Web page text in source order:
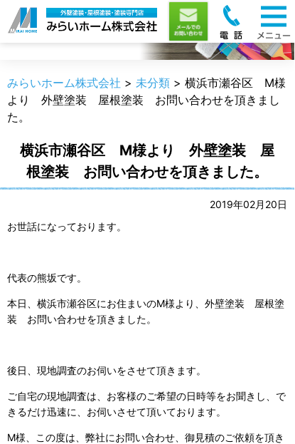
職人のうんちく
みらいホーム株式会社 > 未分類 > 横浜市瀬谷区 M様
より 外壁塗装 屋根塗装 お問い合わせを頂きまし
た。
横浜市瀬谷区 M様より 外壁塗装 屋
根塗装 お問い合わせを頂きました。
2019年02月20日
お世話になっております。
代表の熊坂です。
本日、横浜市瀬谷区にお住まいのM様より、外壁塗装 屋根塗
装 お問い合わせを頂きました。
後日、現地調査のお伺いをさせて頂きます。
ご自宅の現地調査は、お客様のご希望の日時等をお聞きし、で
きるだけ迅速に、お伺いさせて頂いております。
M様、この度は、弊社にお問い合わせ、御見積のご依頼を頂き